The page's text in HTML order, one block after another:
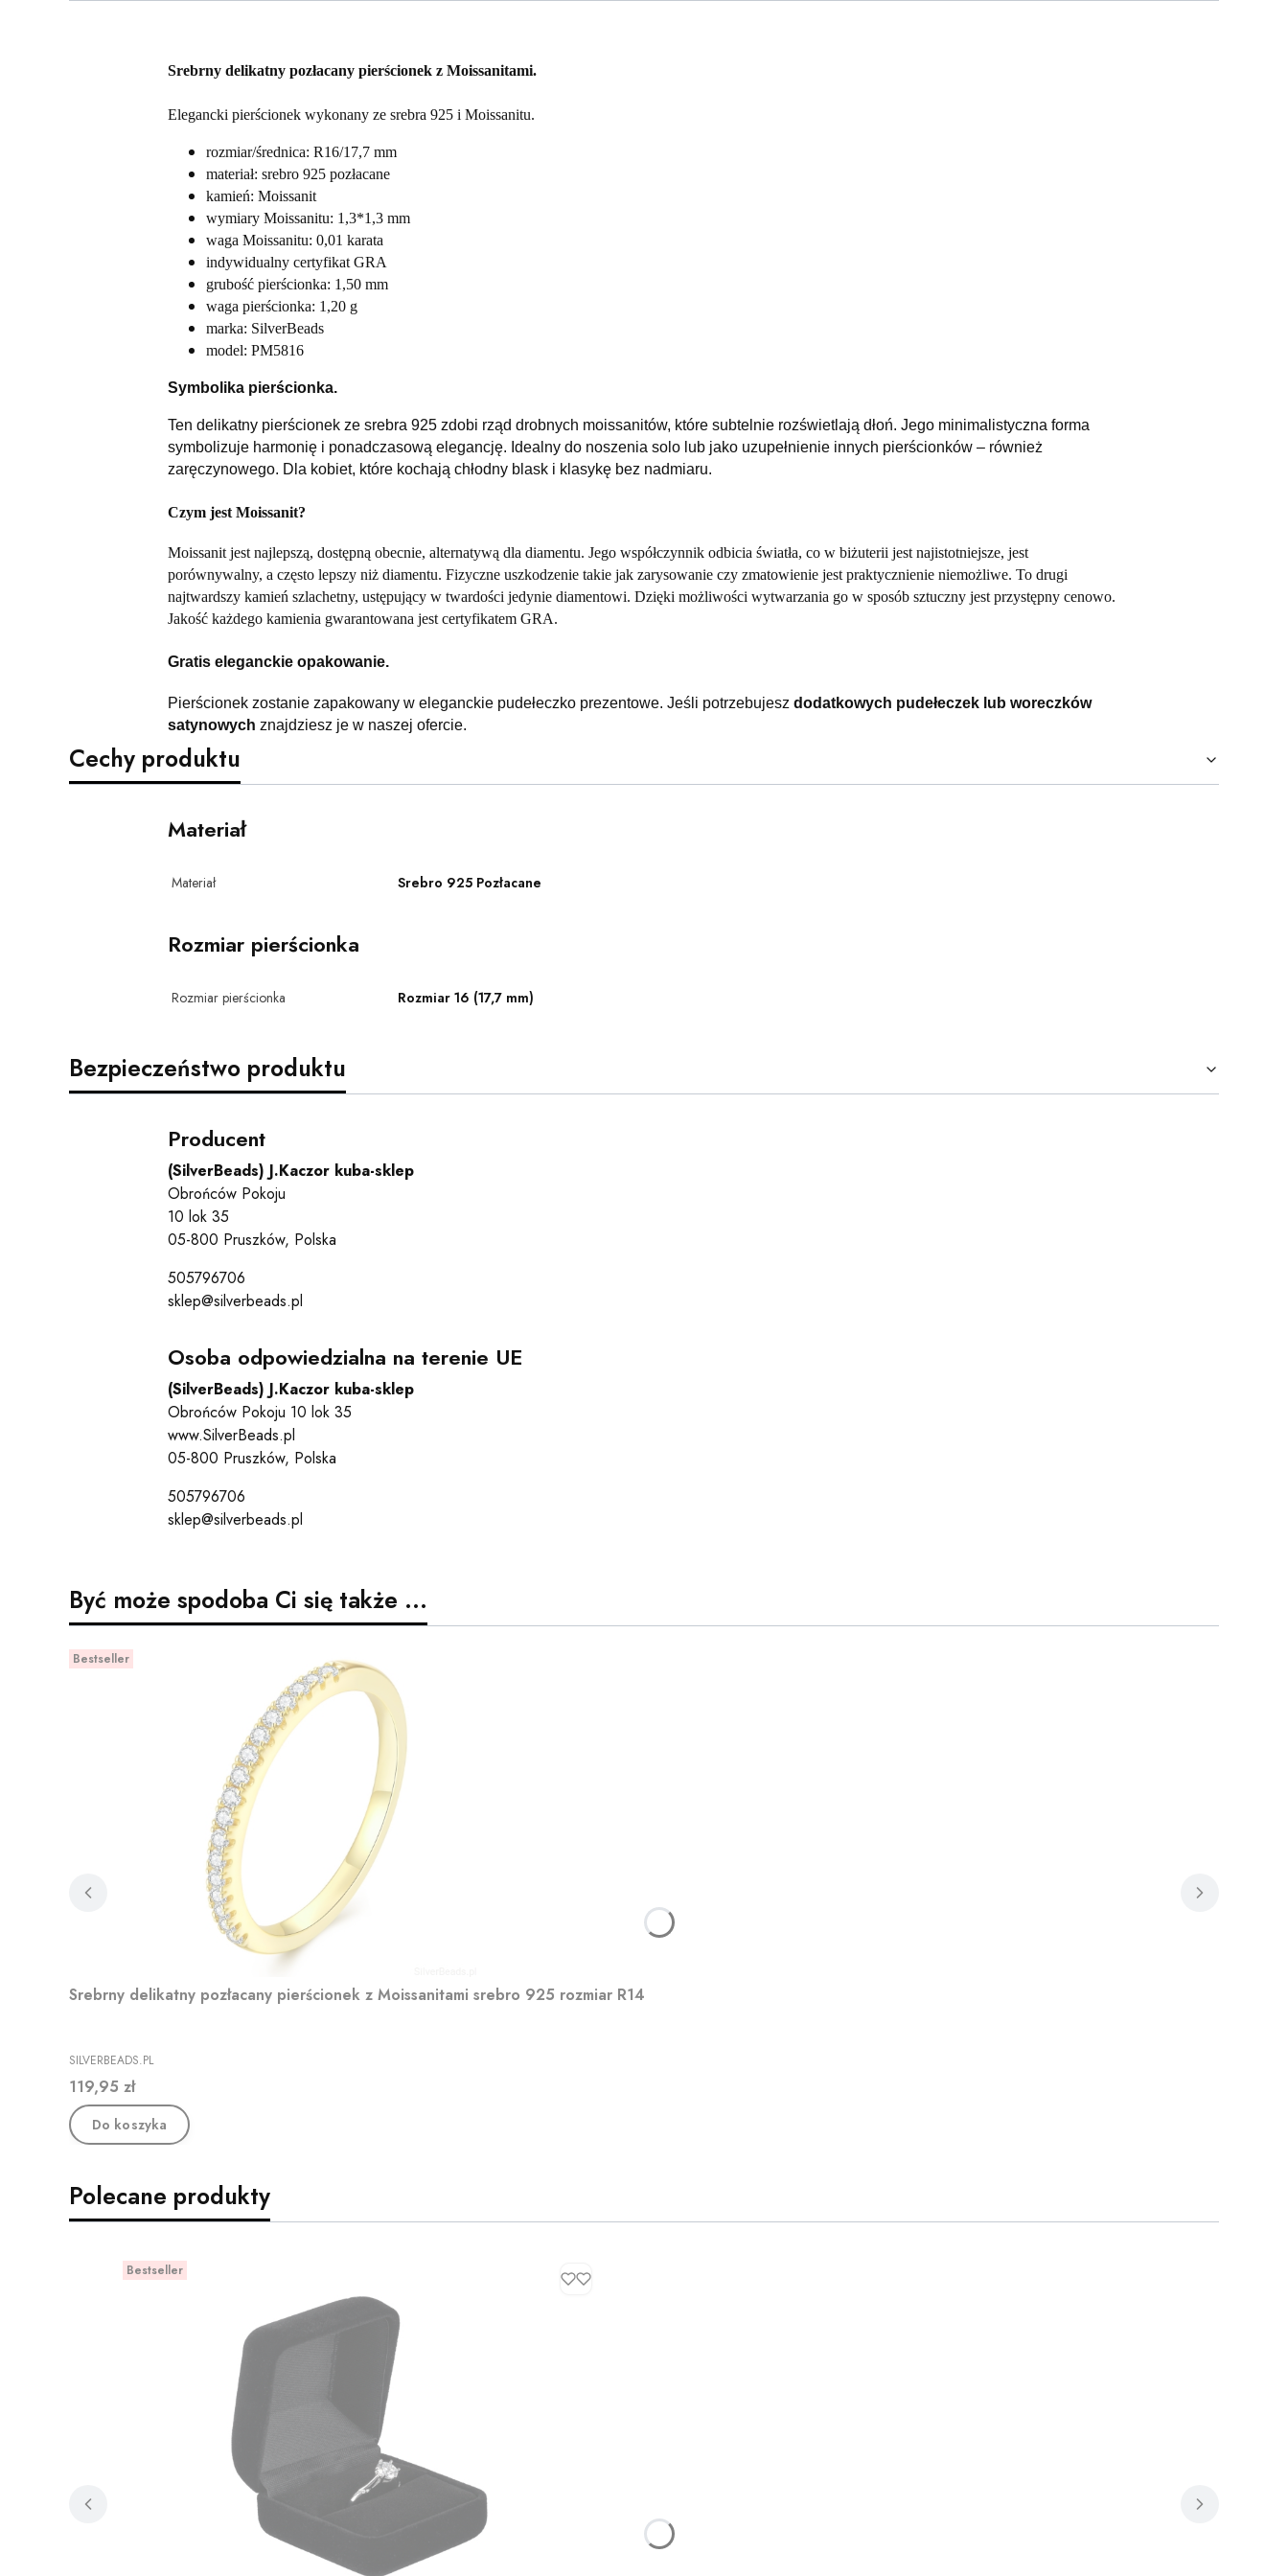
Srebrny delikatny pozłacany pierścionek z Moissanitami.
Elegancki pierścionek wykonany ze srebra 925 i Moissanitu.
rozmiar/średnica: R16/17,7 mm
materiał: srebro 925 pozłacane
kamień: Moissanit
wymiary Moissanitu: 1,3*1,3 mm
waga Moissanitu: 0,01 karata
indywidualny certyfikat GRA
grubość pierścionka: 1,50 mm
waga pierścionka: 1,20 g
marka: SilverBeads
model: PM5816
Symbolika pierścionka.
Ten delikatny pierścionek ze srebra 925 zdobi rząd drobnych moissanitów, które subtelnie rozświetlają dłoń. Jego minimalistyczna forma
symbolizuje harmonię i ponadczasową elegancję. Idealny do noszenia solo lub jako uzupełnienie innych pierścionków – również
zaręczynowego. Dla kobiet, które kochają chłodny blask i klasykę bez nadmiaru.
Czym jest Moissanit?
Moissanit jest najlepszą, dostępną obecnie, alternatywą dla diamentu. Jego współczynnik odbicia światła, co w biżuterii jest najistotniejsze, jest
porównywalny, a często lepszy niż diamentu. Fizyczne uszkodzenie takie jak zarysowanie czy zmatowienie jest praktycznienie niemożliwe. To drugi
najtwardszy kamień szlachetny, ustępujący w twardości jedynie diamentowi. Dzięki możliwości wytwarzania go w sposób sztuczny jest przystępny cenowo.
Jakość każdego kamienia gwarantowana jest certyfikatem GRA.
Gratis eleganckie opakowanie.
Pierścionek zostanie zapakowany w eleganckie pudełeczko prezentowe. Jeśli potrzebujesz dodatkowych pudełeczek lub woreczków
satynowych znajdziesz je w naszej ofercie.
Cechy produktu
Materiał
Materiał Srebro 925 Pozłacane
Rozmiar pierścionka
Rozmiar pierścionka Rozmiar 16 (17,7 mm)
Bezpieczeństwo produktu
Producent
(SilverBeads) J.Kaczor kuba-sklep
Obrońców Pokoju
10 lok 35
05-800 Pruszków, Polska
505796706
sklep@silverbeads.pl
Osoba odpowiedzialna na terenie UE
(SilverBeads) J.Kaczor kuba-sklep
Obrońców Pokoju 10 lok 35
www.SilverBeads.pl
05-800 Pruszków, Polska
505796706
sklep@silverbeads.pl
Być może spodoba Ci się także ...
Bestseller
Srebrny delikatny pozłacany pierścionek z Moissanitami srebro 925 rozmiar R14
PRODUCENT
SILVERBEADS.PL
Cena
119,95 zł
Do koszyka
Polecane produkty
Bestseller